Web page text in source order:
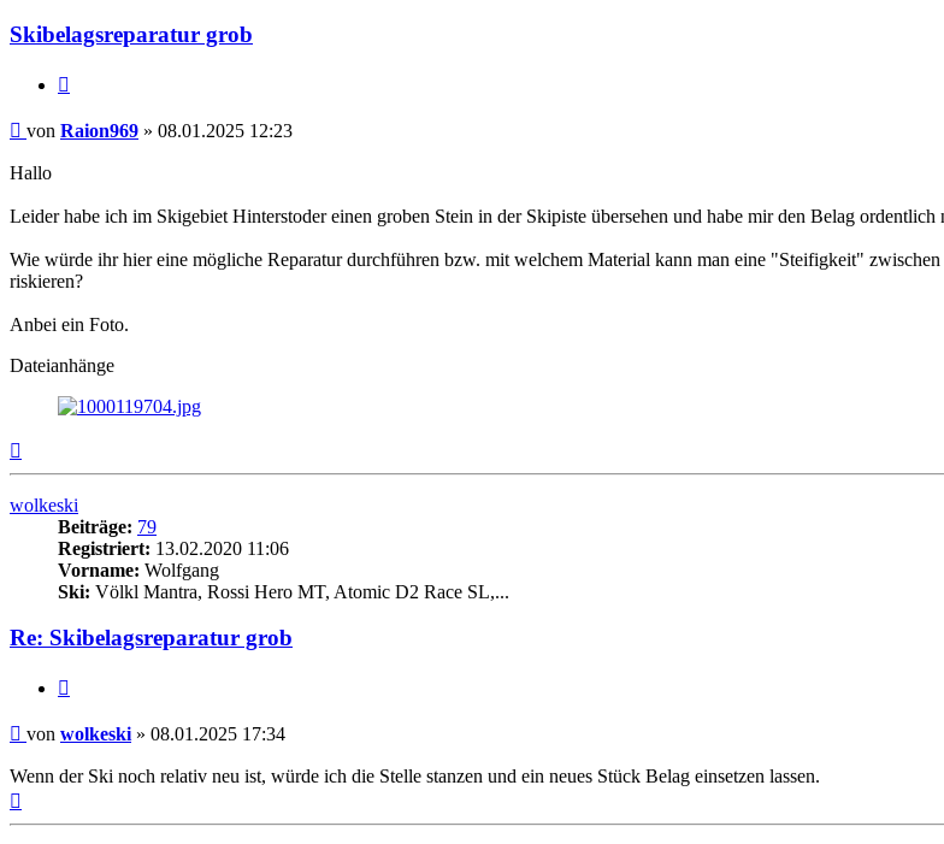
Skibelagsreparatur grob
Beitrag
von Raion969 » 08.01.2025 12:23
Hallo
Leider habe ich im Skigebiet Hinterstoder einen groben Stein in der Skipiste übersehen und habe mir den Belag
Wie würde ihr hier eine mögliche Reparatur durchführen bzw. mit welchem Material kann man eine "Steifigkeit"
riskieren?
Anbei ein Foto.
Dateianhänge
wolkeski
Beiträge: 79
Registriert: 13.02.2020 11:06
Vorname: Wolfgang
Ski: Völkl Mantra, Rossi Hero MT, Atomic D2 Race SL,...
Re: Skibelagsreparatur grob
Beitrag
von wolkeski » 08.01.2025 17:34
Wenn der Ski noch relativ neu ist, würde ich die Stelle stanzen und ein neues Stück Belag einsetzen lassen.